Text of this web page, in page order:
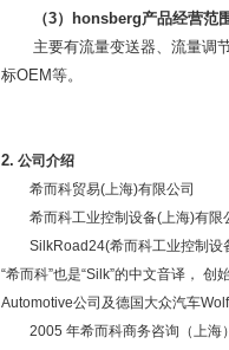
（3） honsberg产品经营范
主要有流量变送器、流量调
标OEM等。
2. 公司介绍
希而科贸易(上海)有限公司
希而科工业控制设备(上海)有限
SilkRoad24(希而科工业控制设
“希而科”也是“Silk”的中文音译， 创
Automotive公司及德国大众汽车
2005 年希而科商务咨询（上海